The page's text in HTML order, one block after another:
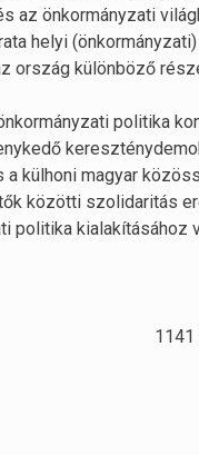
az önkormányzati
helyi
ország különböző
politika
külhoni magyar
közötti szolidaritás
politika kialakításához
1141